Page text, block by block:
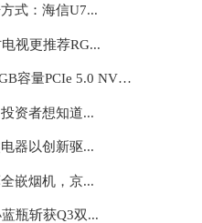
式：海信U7...
视更推荐RG...
5.0 NVMe固态硬盘
资者想知道...
器以创新驱...
嵌烟机，京...
瓶斩获Q3双...